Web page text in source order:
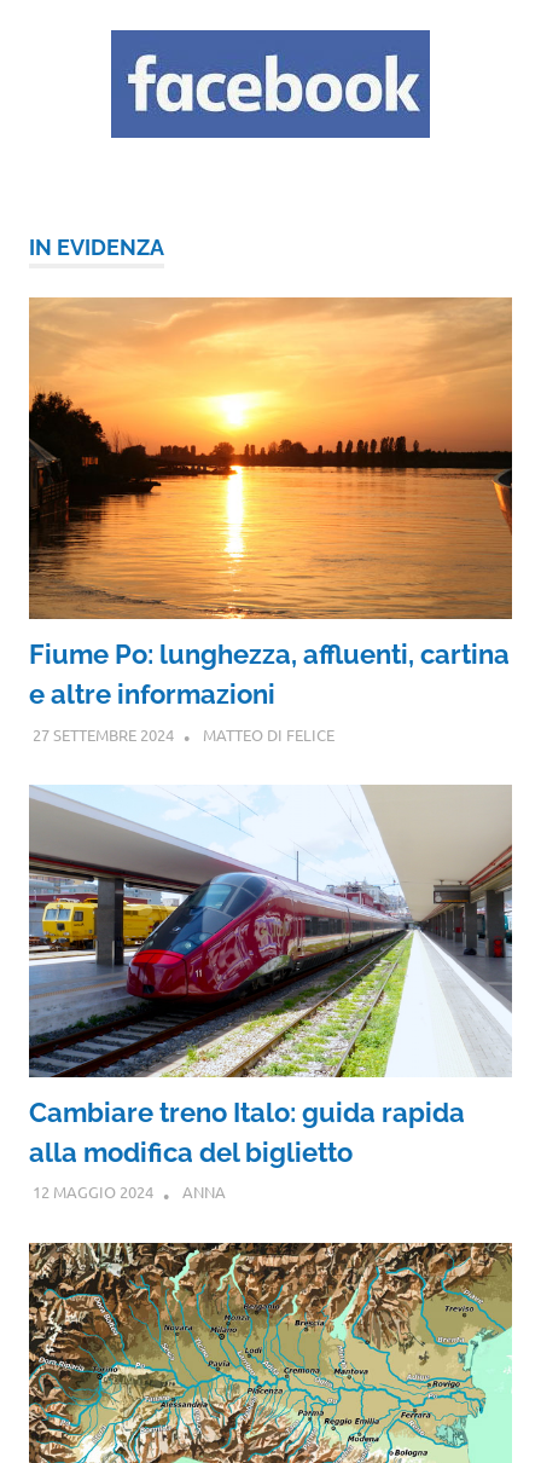
IN EVIDENZA
Fiume Po: lunghezza, affluenti, cartina
e altre informazioni
27 SETTEMBRE 2024 MATTEO DI FELICE
Cambiare treno Italo: guida rapida
alla modifica del biglietto
12 MAGGIO 2024 ANNA